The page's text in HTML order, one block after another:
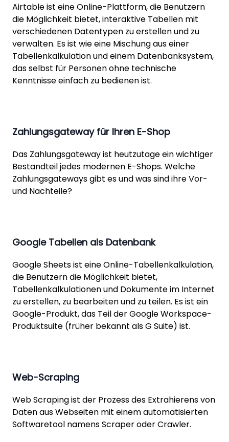
Airtable ist eine Online-Plattform, die Benutzern
die Möglichkeit bietet, interaktive Tabellen mit
verschiedenen Datentypen zu erstellen und zu
verwalten. Es ist wie eine Mischung aus einer
Tabellenkalkulation und einem Datenbanksystem,
das selbst für Personen ohne technische
Kenntnisse einfach zu bedienen ist.
Zahlungsgateway für Ihren E-Shop
Das Zahlungsgateway ist heutzutage ein wichtiger
Bestandteil jedes modernen E-Shops. Welche
Zahlungsgateways gibt es und was sind ihre Vor-
und Nachteile?
Google Tabellen als Datenbank
Google Sheets ist eine Online-Tabellenkalkulation,
die Benutzern die Möglichkeit bietet,
Tabellenkalkulationen und Dokumente im Internet
zu erstellen, zu bearbeiten und zu teilen. Es ist ein
Google-Produkt, das Teil der Google Workspace-
Produktsuite (früher bekannt als G Suite) ist.
Web-Scraping
Web Scraping ist der Prozess des Extrahierens von
Daten aus Webseiten mit einem automatisierten
Softwaretool namens Scraper oder Crawler.